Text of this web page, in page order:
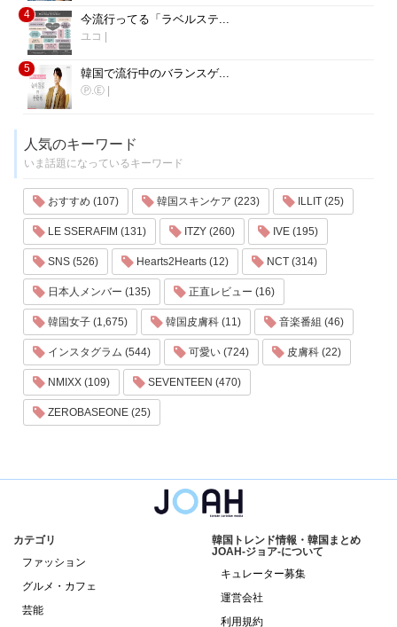
4 今流行ってる「ラベルステ...
ユコ
5 韓国で流行中のバランスゲ...
Ⓟ.Ⓔ
人気のキーワード
いま話題になっているキーワード
おすすめ (107) 韓国スキンケア (223) ILLIT (25)
LE SSERAFIM (131) ITZY (260) IVE (195)
SNS (526) Hearts2Hearts (12) NCT (314)
日本人メンバー (135) 正直レビュー (16)
韓国女子 (1,675) 韓国皮膚科 (11) 音楽番組 (46)
インスタグラム (544) 可愛い (724) 皮膚科 (22)
NMIXX (109) SEVENTEEN (470)
ZEROBASEONE (25)
カテゴリ
ファッション
グルメ・カフェ
芸能
韓国トレンド情報・韓国まとめ
JOAH-ジョア-について
キュレーター募集
運営会社
利用規約